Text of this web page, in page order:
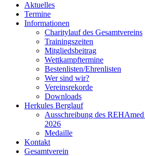
Aktuelles
Termine
Informationen
Charitylauf des Gesamtvereins
Trainingszeiten
Mitgliedsbeitrag
Wettkampftermine
Bestenlisten/Ehrenlisten
Wer sind wir?
Vereinsrekorde
Downloads
Herkules Berglauf
Ausschreibung des
2026
Medaille
Kontakt
Gesamtverein